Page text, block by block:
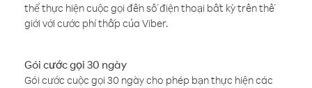
thể thực hiện cuộc gọi đến số điện thoại bất kỳ trên thế
giới với cước phí thấp của Viber.
Gói cước gọi 30 ngày
Gói cước cuộc gọi 30 ngày cho phép bạn thực hiện các